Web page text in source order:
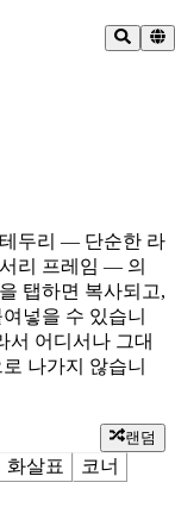
두리 — 단순한 라
리 프레임 — 의
탭하면 복사되고,
넣을 수 있습니
서 어디서나 그대
나가지 않습니
랜덤
화살표
코너